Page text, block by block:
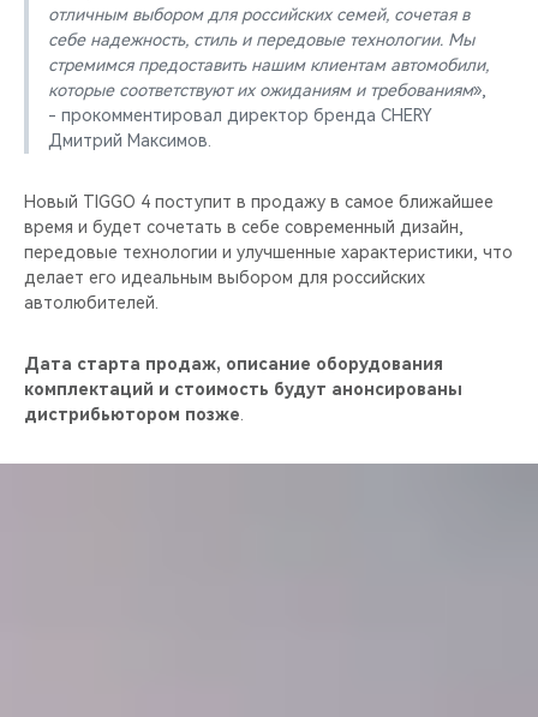
отличным выбором для российских семей, сочетая в
себе надежность, стиль и передовые технологии. Мы
стремимся предоставить нашим клиентам автомобили,
которые соответствуют их ожиданиям и требованиям»,
- прокомментировал директор бренда CHERY
Дмитрий Максимов.
Новый TIGGO 4 поступит в продажу в самое ближайшее
время и будет сочетать в себе современный дизайн,
передовые технологии и улучшенные характеристики, что
делает его идеальным выбором для российских
автолюбителей.
Дата старта продаж, описание оборудования
комплектаций и стоимость будут анонсированы
дистрибьютором позже